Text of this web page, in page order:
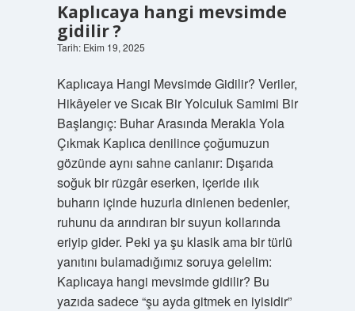
Kaplıcaya hangi mevsimde
gidilir ?
Tarih: Ekim 19, 2025
Kaplıcaya Hangi Mevsimde Gidilir? Veriler,
Hikâyeler ve Sıcak Bir Yolculuk Samimi Bir
Başlangıç: Buhar Arasında Merakla Yola
Çıkmak Kaplıca denilince çoğumuzun
gözünde aynı sahne canlanır: Dışarıda
soğuk bir rüzgâr eserken, içeride ılık
buharın içinde huzurla dinlenen bedenler,
ruhunu da arındıran bir suyun kollarında
eriyip gider. Peki ya şu klasik ama bir türlü
yanıtını bulamadığımız soruya gelelim:
Kaplıcaya hangi mevsimde gidilir? Bu
yazıda sadece “şu ayda gitmek en iyisidir”